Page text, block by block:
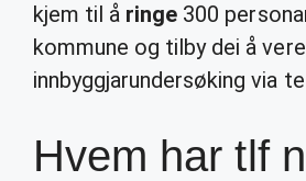
kjem til å ringe 300
kommune og tilby dei å
innbyggjarundersøking via
Hvem har tlf